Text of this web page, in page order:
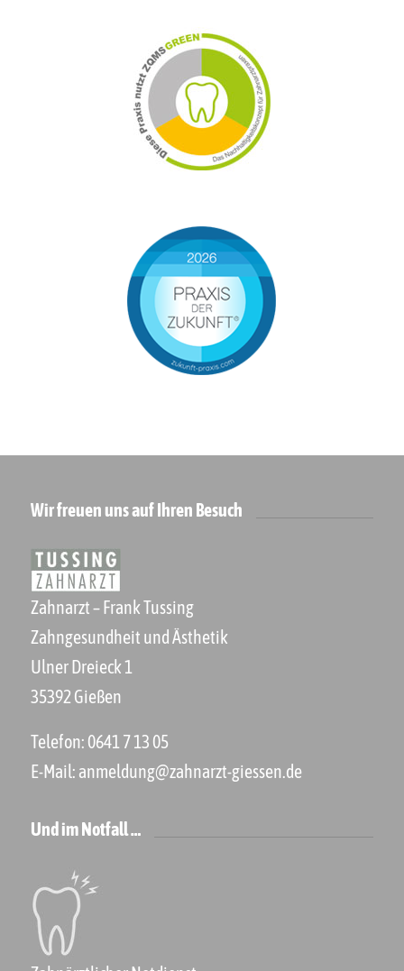
Wir freuen uns auf Ihren Besuch
Zahnarzt – Frank Tussing
Zahngesundheit und Ästhetik
Ulner Dreieck 1
35392 Gießen
Telefon: 0641 7 13 05
E-Mail: anmeldung@zahnarzt-giessen.de
Und im Notfall …